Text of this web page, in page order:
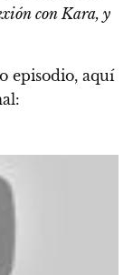
con Kara, y
episodio, aquí